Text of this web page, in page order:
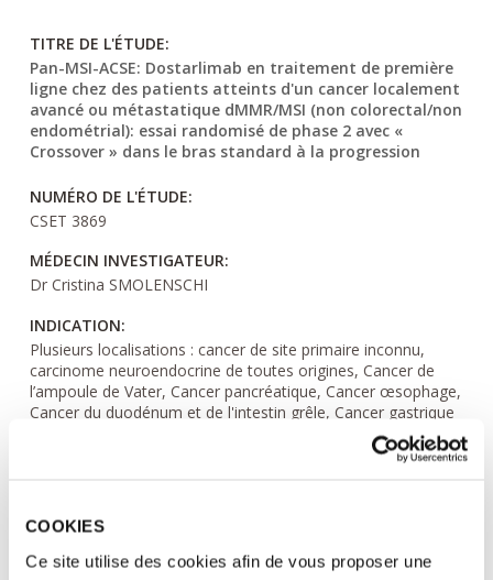
COOKIES
Ce site utilise des cookies afin de vous proposer une
TITRE DE L'ÉTUDE:
Pan-MSI-ACSE: Dostarlimab en traitement de première
ligne chez des patients atteints d'un cancer localement
avancé ou métastatique dMMR/MSI (non colorectal/non
endométrial): essai randomisé de phase 2 avec «
Crossover » dans le bras standard à la progression
NUMÉRO DE L'ÉTUDE:
CSET 3869
MÉDECIN INVESTIGATEUR:
Dr Cristina SMOLENSCHI
INDICATION:
Plusieurs localisations : cancer de site primaire inconnu,
carcinome neuroendocrine de toutes origines, Cancer de
l’ampoule de Vater, Cancer pancréatique, Cancer œsophage,
Cancer du duodénum et de l'intestin grêle, Cancer gastrique
et de la jonction œsogastrique, Cancer glande surrénale,
Les tumeurs avec un défaut de réparation des
mésappariements de l’ADN (dMMR) ou une instabilité des
microsatellites (MSI) sont généralement caractérisé par une